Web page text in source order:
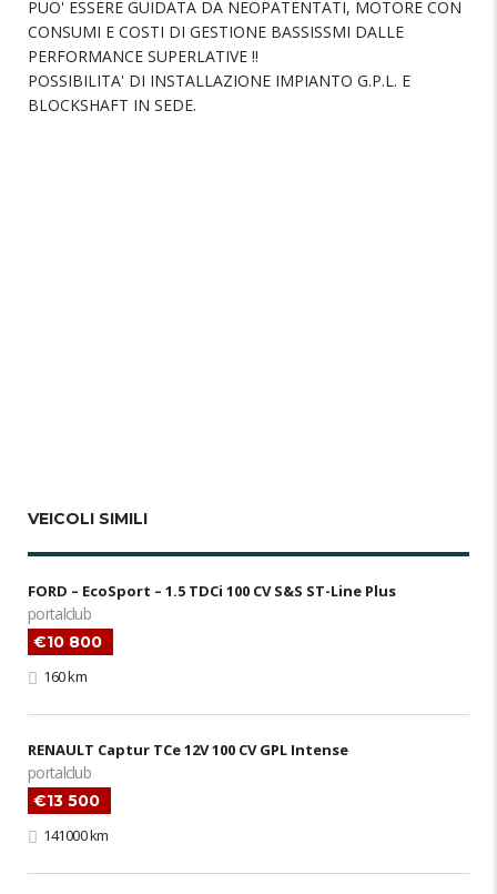
PUO' ESSERE GUIDATA DA NEOPATENTATI, MOTORE CON
CONSUMI E COSTI DI GESTIONE BASSISSMI DALLE
PERFORMANCE SUPERLATIVE !!
POSSIBILITA' DI INSTALLAZIONE IMPIANTO G.P.L. E
BLOCKSHAFT IN SEDE.
VEICOLI SIMILI
FORD – EcoSport – 1.5 TDCi 100 CV S&S ST-Line Plus
portalclub
€10 800
160 km
RENAULT Captur TCe 12V 100 CV GPL Intense
portalclub
€13 500
141000 km